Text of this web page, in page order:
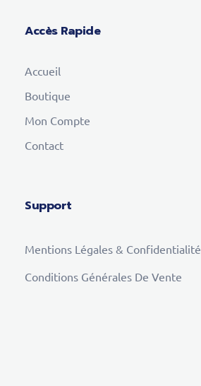
Accès Rapide
Accueil
Boutique
Mon Compte
Contact
Support
Mentions Légales & Confidentialité
Conditions Générales De Vente